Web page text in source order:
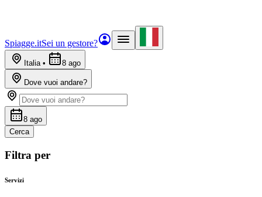
Spiagge.itSei un gestore?
Italia• 8 ago
Dove vuoi andare?
8 ago
Cerca
Filtra per
Servizi